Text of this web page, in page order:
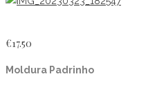
€17.50
Moldura Padrinho